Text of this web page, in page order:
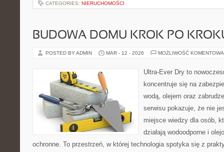
CATEGORIES: NIERUCHOMOŚCI
BUDOWA DOMU KROK PO
POSTED BY ADMIN MAR - 12 - 2026 MOŻLIWOŚĆ
Ultra-Ever Dry to
koncentruje się na
wodą, olejem oraz
serwisu pokazuje, że nie
miejsce wiedzy dla osób,
działają wodoodporne i
ochronne. To przestrzeń, w której technologia spotyka się z